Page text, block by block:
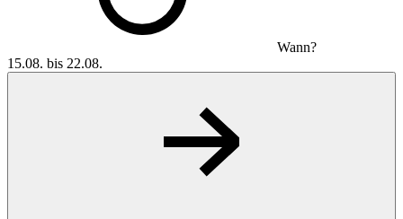
Wann?
15.08. bis 22.08.